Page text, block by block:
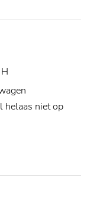
helaas niet op